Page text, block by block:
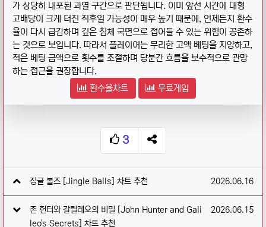
가 상당히 내포된 과열 구간으로 판단됩니다. 이미 앞선 시간에 대형
고배당이 크게 터진 직후일 가능성이 매우 높기 때문에, 언제든지 환수
율이 다시 급감하며 깊은 침체 국면으로 접어들 수 있는 위험이 공존하
는 것으로 보입니다. 따라서 플레이어는 무리한 고액 베팅을 지양하고,
적은 베팅 금액으로 횟수를 조절하며 당분간 흐름을 보수적으로 관망
하는 접근을 권장합니다.
환수율차트
무료게임
3
추천
SNS 공유
징글 볼즈 [Jingle Balls] 차트 추천 작성일
2026.06.16
존 헌터와 갈릴레오의 비밀 [John Hunter and Gali
leo's Secrets] 차트 추천
작성일
2026.06.15